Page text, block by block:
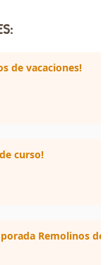
de vacaciones!
curso!
Remolinos de